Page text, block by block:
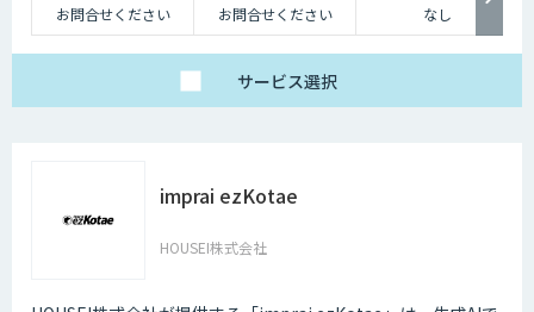
お問合せください
お問合せください なし
サービス選択
imprai ezKotae
HOUSEI株式会社